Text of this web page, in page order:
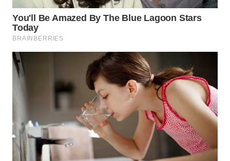
WN
SEMARANG
SOLO
BOROBUDUR
WN
MADURA